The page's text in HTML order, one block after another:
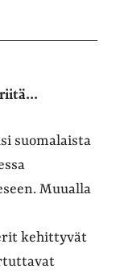
suomalaista
Muualla
kehittyvät